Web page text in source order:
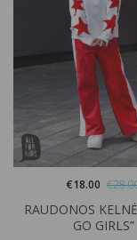
RAUDONOS
GO GIRLS”
€18.00 €